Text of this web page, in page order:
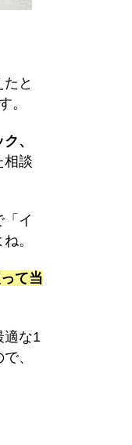
と
。
、
相談
イ
。
て当
適な1
、